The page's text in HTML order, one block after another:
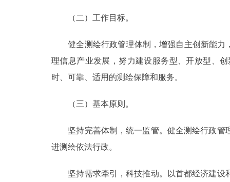
北京概况
绿色北京
DEUTSCH
（二）工作目标。
健全测绘行政管理体制，增强自主创新能力
理信息产业发展，努力建设服务型、开放型、
时、可靠、适用的测绘保障和服务。
（三）基本原则。
坚持完善体制，统一监管。健全测绘行政管
进测绘依法行政。
坚持需求牵引，科技推动。以首都经济建设